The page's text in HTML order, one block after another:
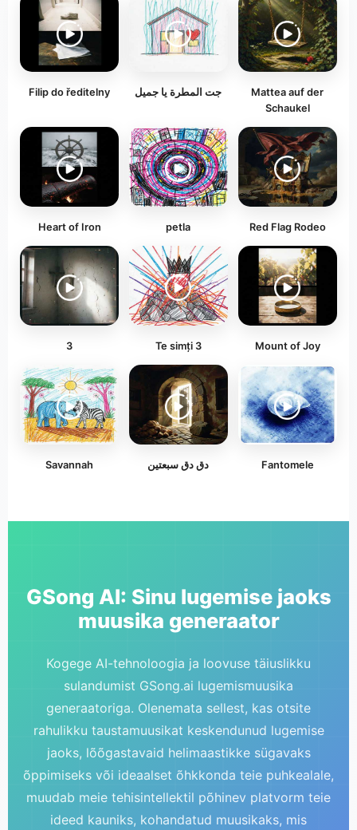
Filip do ředitelny جت المطرة يا جميل
Mattea auf der
Schaukel
Heart of Iron petla Red Flag Rodeo
3 Te simți 3 Mount of Joy
Savannah دق دق سبعتين Fantomele
GSong AI: Sinu lugemise jaoks
muusika generaator
Kogege AI-tehnoloogia ja loovuse täiuslikku
sulandumist GSong.ai lugemismuusika
generaatoriga. Olenemata sellest, kas otsite
rahulikku taustamuusikat keskendunud lugemise
jaoks, lõõgastavaid helimaastikke sügavaks
õppimiseks või ideaalset õhkkonda teie puhkealale,
muudab meie tehisintellektil põhinev platvorm teie
ideed kauniks, kohandatud muusikaks, mis